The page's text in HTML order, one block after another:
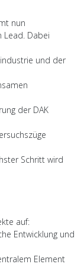
nun
Lead. Dabei
und der
der DAK
Schritt wird
auf:
Entwicklung und
Element